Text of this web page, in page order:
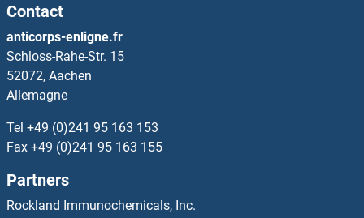
SNRNP40 Anticorps
SNRNP48 Anticorps
SNRNP70 Anticorps
SNRPB Anticorps
SNRPB2 Anticorps
Contact
anticorps-enligne.fr
Schloss-Rahe-Str. 15
52072, Aachen
Allemagne
Tel +49 (0)241 95 163 153
Fax +49 (0)241 95 163 155
Partners
Rockland Immunochemicals, Inc.